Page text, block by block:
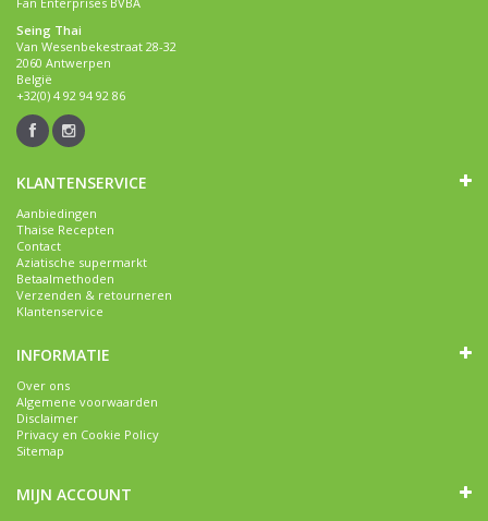
Seing Thai
Van Wesenbekestraat 28-32
2060 Antwerpen
België
+32(0) 4 92 94 92 86
KLANTENSERVICE
Aanbiedingen
Thaise Recepten
Contact
Aziatische supermarkt
Betaalmethoden
Verzenden & retourneren
Klantenservice
INFORMATIE
Over ons
Algemene voorwaarden
Disclaimer
Privacy en Cookie Policy
Sitemap
MIJN ACCOUNT